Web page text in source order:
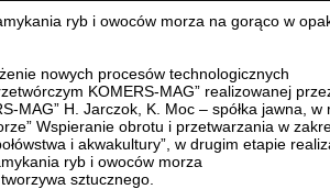
ryb i owoców morza na gorąco w
nowych procesów technologicznych
KOMERS-MAG” realizowanej
MAG” H. Jarczok, K. Moc – spółka jawna,
Wspieranie obrotu i przetwarzania w
i akwakultury”, w drugim etapie
ryb i owoców morza
sztucznego.